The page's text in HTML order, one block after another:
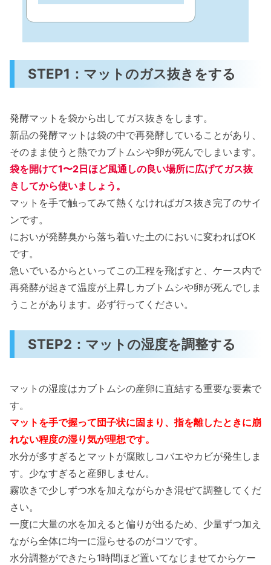
STEP1：マットのガス抜きをする
発酵マットを袋から出してガス抜きをします。
新品の発酵マットは袋の中で再発酵していることがあり、
そのまま使うと熱でカブトムシや卵が死んでしまいます。
袋を開けて1〜2日ほど風通しの良い場所に広げてガス抜
きしてから使いましょう。
マットを手で触ってみて熱くなければガス抜き完了のサイ
ンです。
においが発酵臭から落ち着いた土のにおいに変わればOK
です。
急いでいるからといってこの工程を飛ばすと、ケース内で
再発酵が起きて温度が上昇しカブトムシや卵が死んでしま
うことがあります。必ず行ってください。
STEP2：マットの湿度を調整する
マットの湿度はカブトムシの産卵に直結する重要な要素で
す。
マットを手で握って団子状に固まり、指を離したときに崩
れない程度の湿り気が理想です。
水分が多すぎるとマットが腐敗しコバエやカビが発生しま
す。少なすぎると産卵しません。
霧吹きで少しずつ水を加えながらかき混ぜて調整してくだ
さい。
一度に大量の水を加えると偏りが出るため、少量ずつ加え
ながら全体に均一に湿らせるのがコツです。
水分調整ができたら1時間ほど置いてなじませてからケー